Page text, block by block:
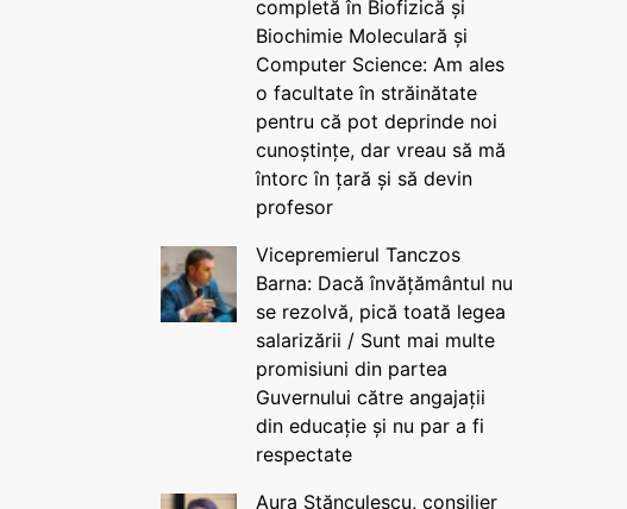
completă în Biofizică și
Biochimie Moleculară și
Computer Science: Am ales
o facultate în străinătate
pentru că pot deprinde noi
cunoștințe, dar vreau să mă
întorc în țară și să devin
profesor
Vicepremierul Tanczos
Barna: Dacă învățământul nu
se rezolvă, pică toată legea
salarizării / Sunt mai multe
promisiuni din partea
Guvernului către angajații
din educație și nu par a fi
respectate
Aura Stănculescu, consilier